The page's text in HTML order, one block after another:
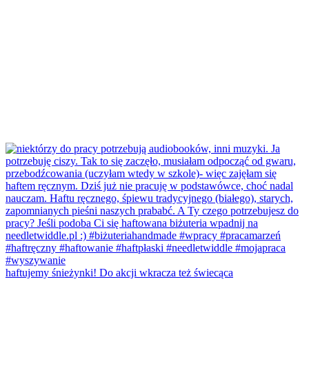
haftujemy śnieżynki! Do akcji wkracza też świecąca